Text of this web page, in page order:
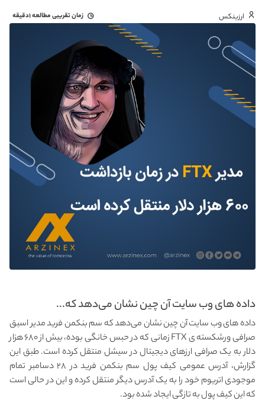
ارزینکس زمان تقریبی مطالعه۱دقیقه
داده‌ های وب سایت آن‌ چین نشان می‌دهد که...
داده‌ های وب سایت آن‌ چین نشان می‌دهد که سم بنکمن فرید مدیر اسبق
صرافی ورشکسته ی FTX زمانی که در حبس خانگی بوده، بیش از ۶۸۰ هزار
دلار به یک صرافی ارزهای دیجیتال در سیشل منتقل کرده است. طبق این
گزارش، آدرس عمومی کیف پول سم بنکمن فرید در ۲۸ دسامبر تمام
موجودی اتریوم خود را به یک آدرس دیگر منتقل کرده و این در حالی است
که این کیف پول به تازگی ایجاد شده بود.